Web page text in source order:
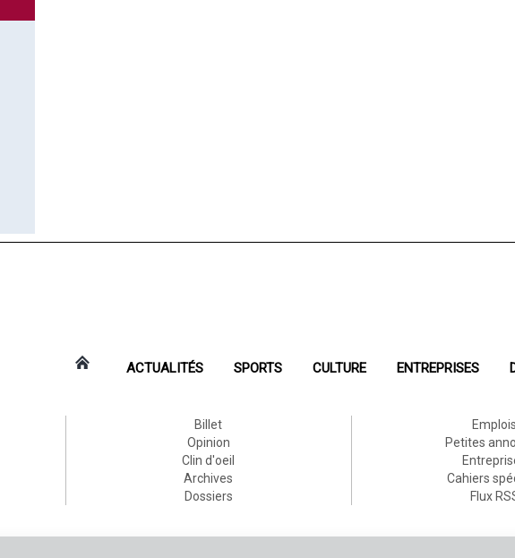
ACTUALITÉS SPORTS CULTURE ENTREPRISES
Billet
Opinion
Clin d'oeil
Archives
Dossiers
Emplois
Petites
Cahiers
Flux